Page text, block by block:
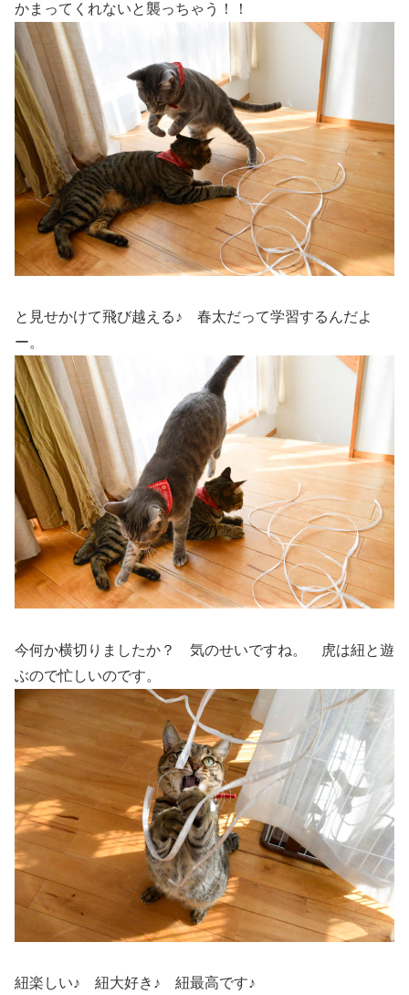
かまってくれないと襲っちゃう！！
と見せかけて飛び越える♪ 春太だって学習するんだよ
ー。
今何か横切りましたか？ 気のせいですね。 虎は紐と遊
ぶので忙しいのです。
紐楽しい♪ 紐大好き♪ 紐最高です♪